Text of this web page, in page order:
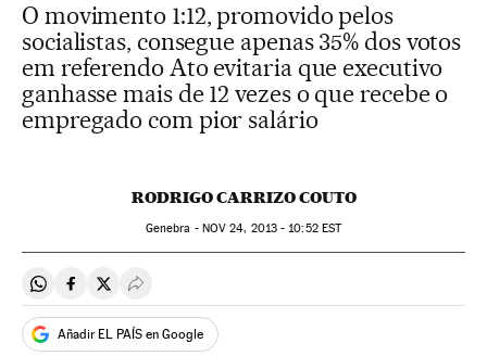
O movimento 1:12, promovido pelos
socialistas, consegue apenas 35% dos votos
em referendo Ato evitaria que executivo
ganhasse mais de 12 vezes o que recebe o
empregado com pior salário
RODRIGO CARRIZO COUTO
Genebra - NOV 24, 2013 - 10:52EST
Compartir en Whatsapp
Compartir en Facebook
Compartir en Twitter
Desplegar Redes Sociales
Añadir EL PAÍS en Google